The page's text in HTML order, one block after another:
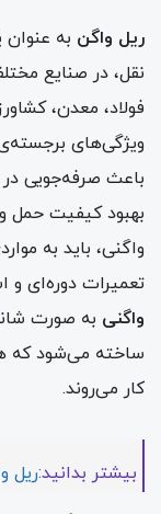
ریل واگن به
نقل، در صنایع
فولاد، معدن،
ویژگی‌های برجسته‌ی
باعث صرفه‌جویی
بهبود کیفیت حمل
واگنی، باید به
تعمیرات دوره‌ای و
واگنی به صورت
ساخته می‌شود که
کار می‌روند.
بیشتر بدانید:ریل